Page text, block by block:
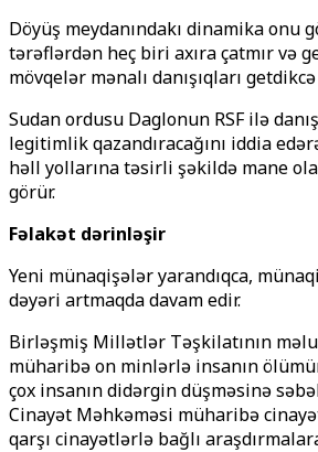
Döyüş meydanındakı dinamika onu
tərəflərdən heç biri axıra çatmır və
mövqelər mənalı danışıqları
Sudan ordusu Daglonun RSF ilə
legitimlik qazandıracağını iddia
həll yollarına təsirli şəkildə mane
görür.
Fəlakət dərinləşir
Yeni münaqişələr yarandıqca,
dəyəri artmaqda davam edir.
Birləşmiş Millətlər Təşkilatının
müharibə on minlərlə insanın
çox insanın didərgin düşməsinə
Cinayət Məhkəməsi müharibə
qarşı cinayətlərlə bağlı